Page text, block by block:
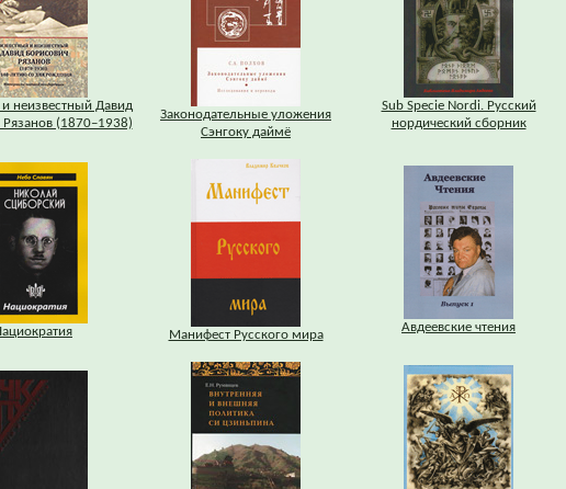
неизвестный Давид
(1870–1938)
Законодательные уложения
Сэнгоку даймё
Sub Specie Nordi. Русский
нордический сборник
Манифест Русского мира
Авдеевские чтения